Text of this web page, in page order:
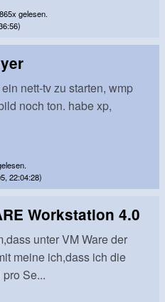
gelesen.
nett-tv zu starten, wmp
noch ton. habe xp,
22:04:28)
Workstation 4.0
unter VM Ware der
meine ich,dass ich die
Se...